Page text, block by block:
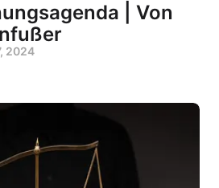
| Von
2024